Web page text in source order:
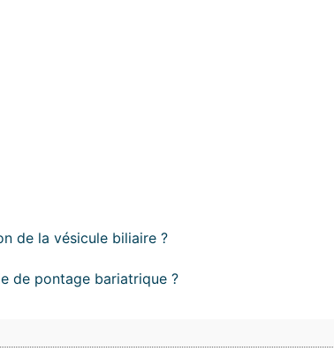
de la vésicule biliaire ?
de pontage bariatrique ?